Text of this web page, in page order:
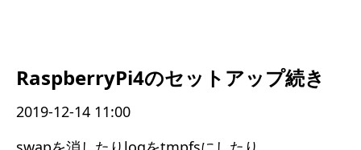
RaspberryPi4のセットアップ続き
2019-12-14 11:00